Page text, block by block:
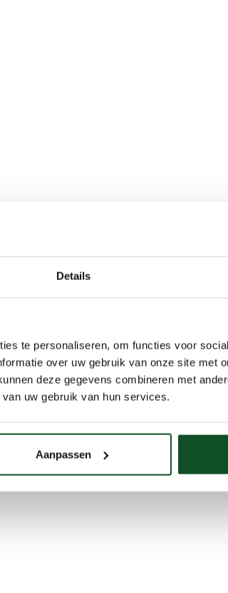
Details
te personaliseren, om functies voor
over uw gebruik van onze site met
deze gegevens combineren met
uw gebruik van hun services.
Aanpassen